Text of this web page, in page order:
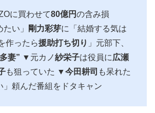
に買わせて80億円の含み損
い」
剛力彩芽に「結婚する気は
作ったら援助打ち切り 」元部下、
妻” ▼元カノ紗栄子は役員に広瀬
も狙っていた ▼今田耕司 も呆れた
」頼んだ番組をドタキャン